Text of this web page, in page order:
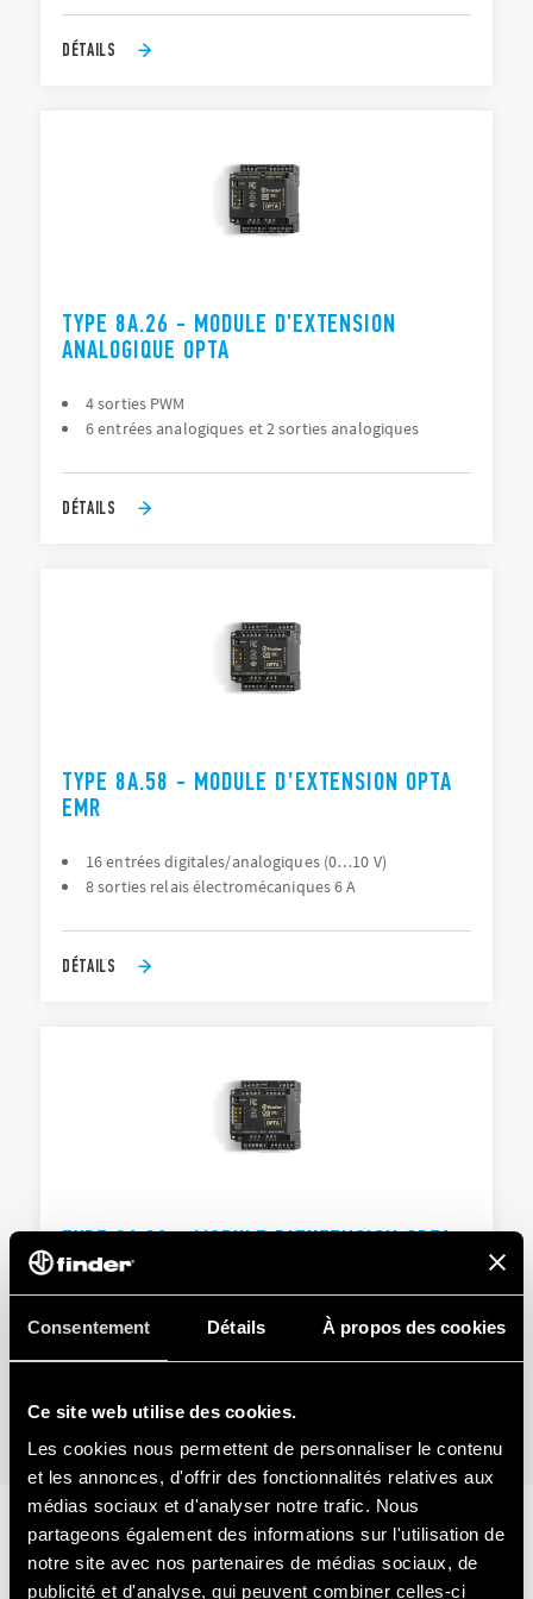
Consentement Détails À propos des cookies
Ce site web utilise des cookies.
Les cookies nous permettent de personnaliser le contenu
et les annonces, d'offrir des fonctionnalités relatives aux
médias sociaux et d'analyser notre trafic. Nous
partageons également des informations sur l'utilisation de
notre site avec nos partenaires de médias sociaux, de
publicité et d'analyse, qui peuvent combiner celles-ci
principalement utilisés pour les
DÉTAILS
TYPE 8A.26 - MODULE D'EXTENSION
ANALOGIQUE OPTA
4 sorties PWM
6 entrées analogiques et 2 sorties analogiques
DÉTAILS
TYPE 8A.58 - MODULE D’EXTENSION OPTA
EMR
16 entrées digitales/analogiques (0…10 V)
8 sorties relais électromécaniques 6 A
DÉTAILS
TYPE 8A.88 - MODULE D’EXTENSION OPTA
SSR
16 entrées digitales/analogiques (0…10 V)
DÉTAILS
SÉRIE CONNEXE